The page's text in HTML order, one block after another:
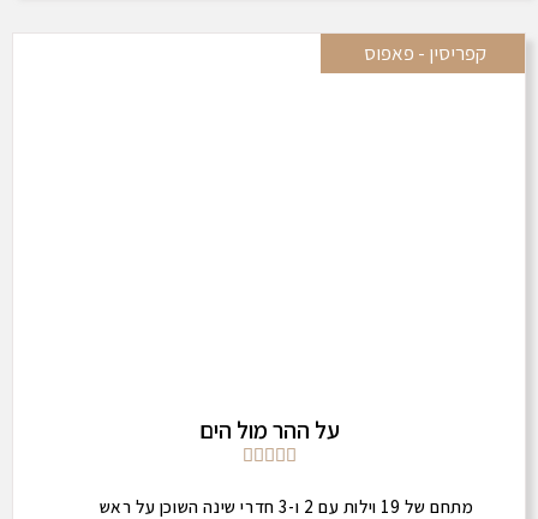
קפריסין - פאפוס
על ההר מול הים





מתחם של 19 וילות עם 2 ו-3 חדרי שינה השוכן על ראש